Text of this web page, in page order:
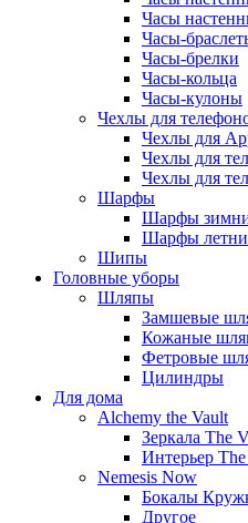
Часы
Часы-
Часы-брелки
Часы-кольца
Часы-кулоны
Чехлы для
Чехлы для
Чехлы для
Чехлы для
Шарфы
Шарфы
Шарфы
Шипы
Головные уборы
Шляпы
Замшевые
Кожаные
Фетровые
Цилиндры
Для дома
Alchemy the Vault
Зеркала The
Интерьер
Nemesis Now
Бокалы
Другое